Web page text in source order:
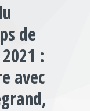
de
:
avec